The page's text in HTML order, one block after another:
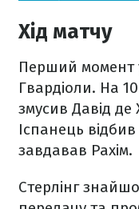
Хід матчу
Перший момент
Гвардіоли. На
змусив Давід де
Іспанець
завдавав Рахім.
Стерлінг